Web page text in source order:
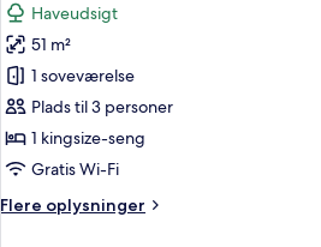
View
Double
billeder
af
Junior
Suite
Garden
View
Haveudsigt
51 m²
1 soveværelse
Plads til 3 personer
1 kingsize-seng
Gratis Wi-Fi
Flere oplysninger
Flere